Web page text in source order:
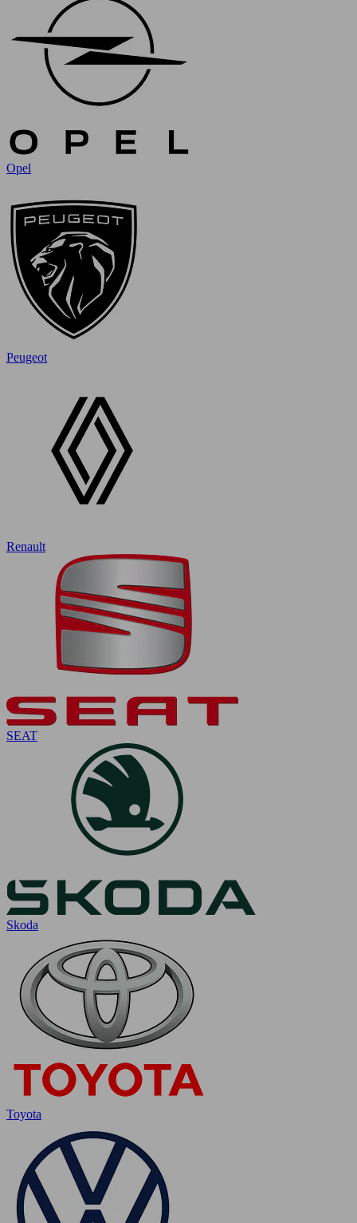
Opel
Peugeot
Renault
SEAT
Skoda
Toyota